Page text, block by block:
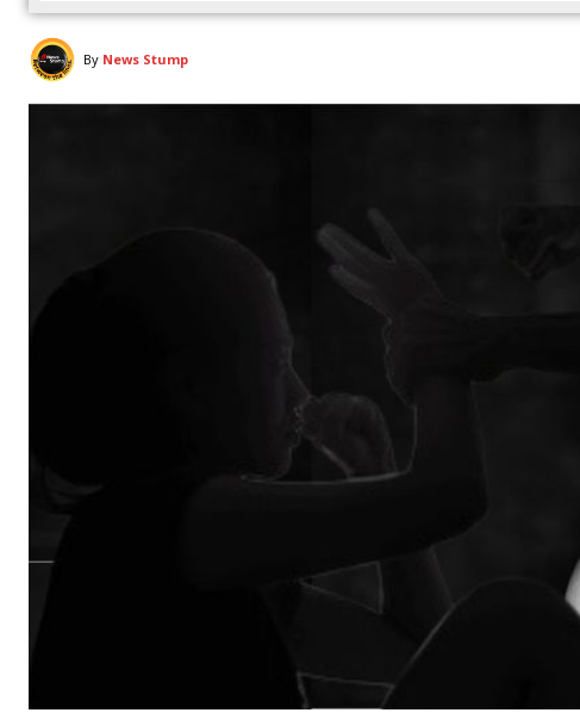
By News Stump